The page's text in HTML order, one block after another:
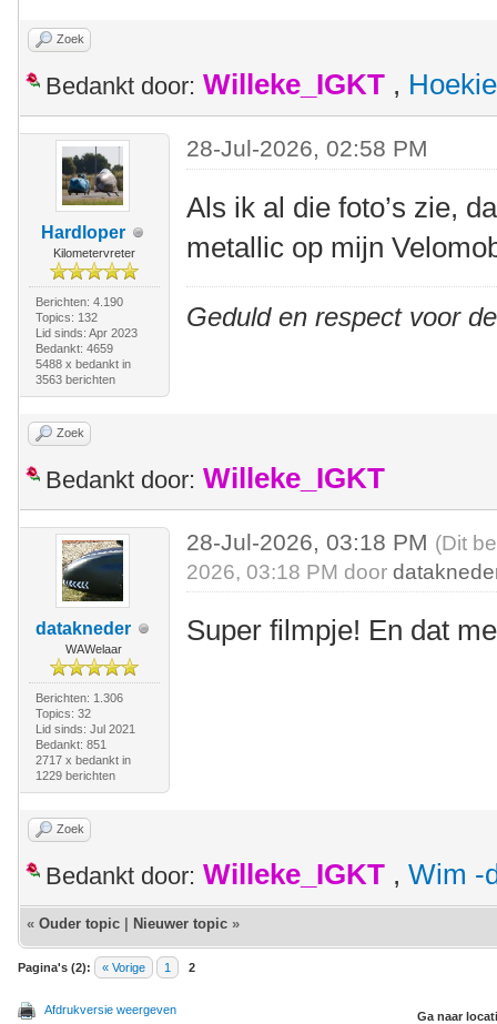
Zoek
Bedankt door: Willeke_IGKT , Hoekie
Hardloper
Kilometervreter
Berichten: 4.190
Topics: 132
Lid sinds: Apr 2023
Bedankt: 4659
5488 x bedankt in
3563 berichten
28-Jul-2026, 02:58 PM
Als ik al die foto’s zie,
metallic op mijn
Geduld en respect voor
Zoek
Bedankt door: Willeke_IGKT
datakneder
WAWelaar
Berichten: 1.306
Topics: 32
Lid sinds: Jul 2021
Bedankt: 851
2717 x bedankt in
1229 berichten
28-Jul-2026, 03:18 PM (Dit
2026, 03:18 PM door
Super filmpje! En dat
Zoek
Bedankt door: Willeke_IGKT , Wim -
« Ouder topic Nieuwer topic »
Pagina's (2): « Vorige 1 2
Afdrukversie weergeven Ga naar